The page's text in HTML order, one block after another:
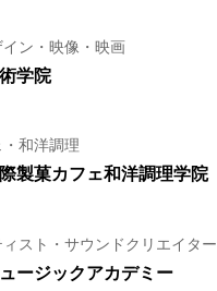
ン・映像・映画
学院
和洋調理
製菓カフェ和洋調理学院
スト・サウンドクリエイター
ージックアカデミー